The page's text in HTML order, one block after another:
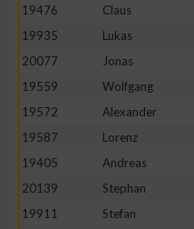
19476
Claus
19935
Lukas
20077
Jonas
19559
Wolfgang
19572
Alexander
19587
Lorenz
19405
Andreas
20139
Stephan
19911
Stefan
Geräte anhand von aktiv
Nicht-IAB-Verarbeitungszwecke:
Notwendig
Performance
Funktional